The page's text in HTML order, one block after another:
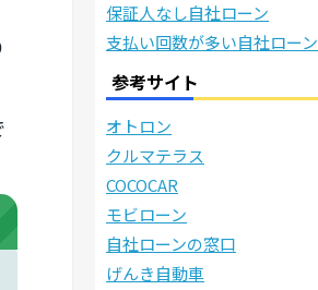
保証人なし自社ローン
支払い回数が多い自社ローン
参考サイト
オトロン
クルマテラス
COCOCAR
モビローン
自社ローンの窓口
げんき自動車